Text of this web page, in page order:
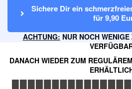
Sichere Dir ein
für 9,90
ACHTUNG: NUR NOCH
DANACH WIEDER ZUM